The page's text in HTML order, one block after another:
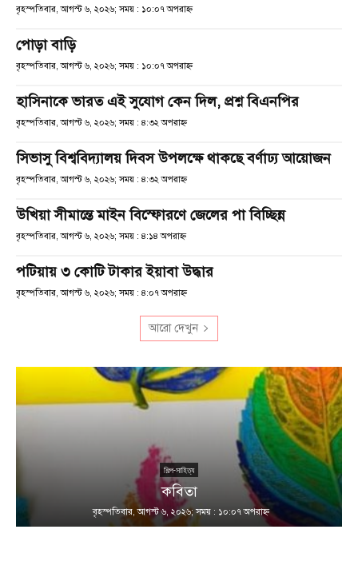
বৃহস্পতিবার, আগস্ট ৬, ২০২৬; সময় : ১০:০৭ অপরাহ্ণ
পোড়া বাড়ি
বৃহস্পতিবার, আগস্ট ৬, ২০২৬; সময় : ১০:০৭ অপরাহ্ণ
হাসিনাকে ভারত এই সুযোগ কেন দিল, প্রশ্ন বিএনপির
বৃহস্পতিবার, আগস্ট ৬, ২০২৬; সময় : ৪:৩২ অপরাহ্ণ
সিভাসু বিশ্ববিদ্যালয় দিবস উপলক্ষে থাকছে বর্ণাঢ্য আয়োজন
বৃহস্পতিবার, আগস্ট ৬, ২০২৬; সময় : ৪:৩২ অপরাহ্ণ
উখিয়া সীমান্তে মাইন বিস্ফোরণে জেলের পা বিচ্ছিন্ন
বৃহস্পতিবার, আগস্ট ৬, ২০২৬; সময় : ৪:১৪ অপরাহ্ণ
পটিয়ায় ৩ কোটি টাকার ইয়াবা উদ্ধার
বৃহস্পতিবার, আগস্ট ৬, ২০২৬; সময় : ৪:০৭ অপরাহ্ণ
আরো দেখুন
শিল্প-সাহিত্য
কবিতা
বৃহস্পতিবার, আগস্ট ৬, ২০২৬; সময় : ১০:০৭ অপরাহ্ণ